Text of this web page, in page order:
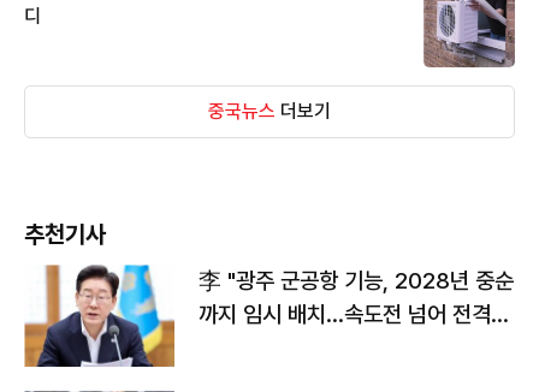
디
중국뉴스 더보기
추천기사
李 "광주 군공항 기능, 2028년 중순
까지 임시 배치…속도전 넘어 전격